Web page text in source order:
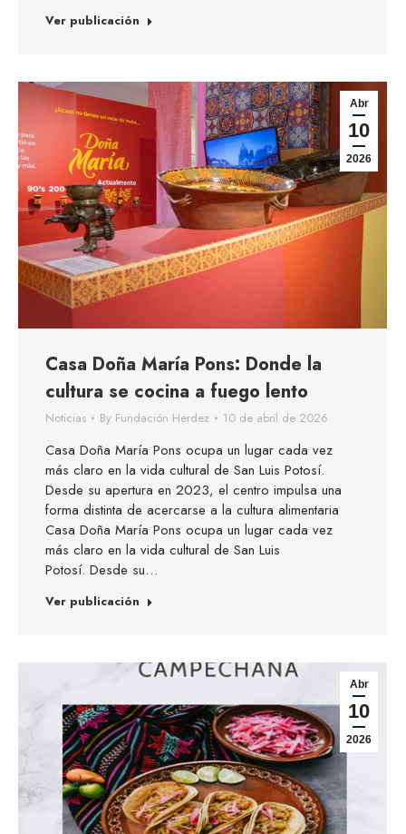
Ver publicación
Abr
10
2026
Casa Doña María Pons: Donde la
cultura se cocina a fuego lento
Noticias By Fundación Herdez 10 de abril de 2026
Casa Doña María Pons ocupa un lugar cada vez
más claro en la vida cultural de San Luis Potosí.
Desde su apertura en 2023, el centro impulsa una
forma distinta de acercarse a la cultura alimentaria
Casa Doña María Pons ocupa un lugar cada vez
más claro en la vida cultural de San Luis
Potosí. Desde su…
Ver publicación
Abr
10
2026